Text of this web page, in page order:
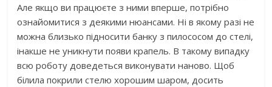
Але якщо ви працюєте з ними вперше, потрібно
ознайомитися з деякими нюансами. Ні в якому разі не
можна близько підносити банку з пилососом до стелі,
інакше не уникнути появи крапель. В такому випадку
всю роботу доведеться виконувати наново. Щоб
білила покрили стелю хорошим шаром, досить